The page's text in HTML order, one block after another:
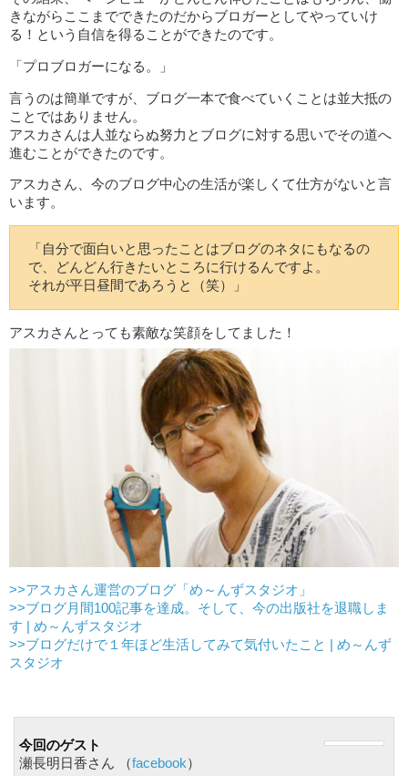
きながらここまでできたのだからブロガーとしてやっていけ
る！という自信を得ることができたのです。
「プロブロガーになる。」
言うのは簡単ですが、ブログ一本で食べていくことは並大抵の
ことではありません。
アスカさんは人並ならぬ努力とブログに対する思いでその道へ
進むことができたのです。
アスカさん、今のブログ中心の生活が楽しくて仕方がないと言
います。
「自分で面白いと思ったことはブログのネタにもなるの
で、どんどん行きたいところに行けるんですよ。
それが平日昼間であろうと（笑）」
アスカさんとっても素敵な笑顔をしてました！
>>アスカさん運営のブログ「め～んずスタジオ」
>>ブログ月間100記事を達成。そして、今の出版社を退職しま
す | め～んずスタジオ
>>ブログだけで１年ほど生活してみて気付いたこと | め～んず
スタジオ
今回のゲスト
瀬長明日香さん （facebook）